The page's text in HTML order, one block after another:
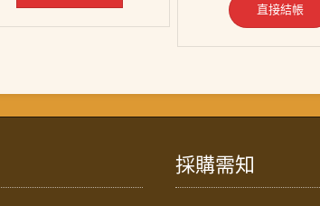
直接結帳
採購需知